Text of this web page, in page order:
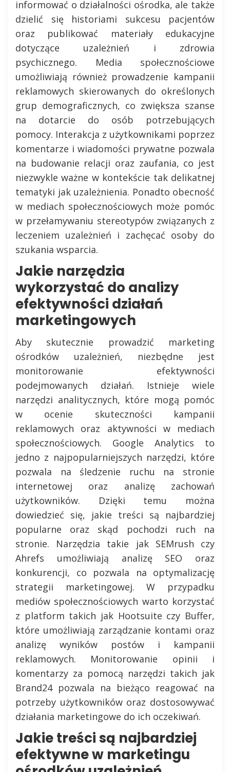
informować o działalności ośrodka, ale także
dzielić się historiami sukcesu pacjentów
oraz publikować materiały edukacyjne
dotyczące uzależnień i zdrowia
psychicznego. Media społecznościowe
umożliwiają również prowadzenie kampanii
reklamowych skierowanych do określonych
grup demograficznych, co zwiększa szanse
na dotarcie do osób potrzebujących
pomocy. Interakcja z użytkownikami poprzez
komentarze i wiadomości prywatne pozwala
na budowanie relacji oraz zaufania, co jest
niezwykle ważne w kontekście tak delikatnej
tematyki jak uzależnienia. Ponadto obecność
w mediach społecznościowych może pomóc
w przełamywaniu stereotypów związanych z
leczeniem uzależnień i zachęcać osoby do
szukania wsparcia.
Jakie narzędzia
wykorzystać do analizy
efektywności działań
marketingowych
Aby skutecznie prowadzić marketing
ośrodków uzależnień, niezbędne jest
monitorowanie efektywności
podejmowanych działań. Istnieje wiele
narzędzi analitycznych, które mogą pomóc
w ocenie skuteczności kampanii
reklamowych oraz aktywności w mediach
społecznościowych. Google Analytics to
jedno z najpopularniejszych narzędzi, które
pozwala na śledzenie ruchu na stronie
internetowej oraz analizę zachowań
użytkowników. Dzięki temu można
dowiedzieć się, jakie treści są najbardziej
popularne oraz skąd pochodzi ruch na
stronie. Narzędzia takie jak SEMrush czy
Ahrefs umożliwiają analizę SEO oraz
konkurencji, co pozwala na optymalizację
strategii marketingowej. W przypadku
mediów społecznościowych warto korzystać
z platform takich jak Hootsuite czy Buffer,
które umożliwiają zarządzanie kontami oraz
analizę wyników postów i kampanii
reklamowych. Monitorowanie opinii i
komentarzy za pomocą narzędzi takich jak
Brand24 pozwala na bieżąco reagować na
potrzeby użytkowników oraz dostosowywać
działania marketingowe do ich oczekiwań.
Jakie treści są najbardziej
efektywne w marketingu